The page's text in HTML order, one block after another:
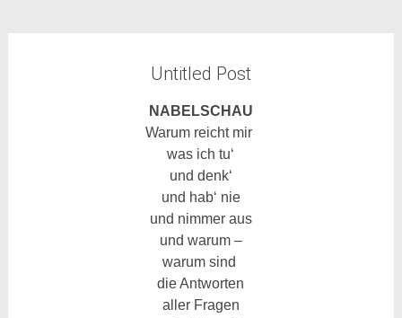
Untitled Post
NABELSCHAU
Warum reicht mir
was ich tu‘
und denk‘
und hab‘ nie
und nimmer aus
und warum –
warum sind
die Antworten
aller Fragen